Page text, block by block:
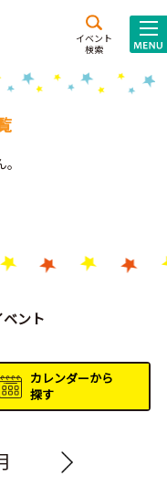
イベント
検索
施設･
ント
カレンダーから
探す